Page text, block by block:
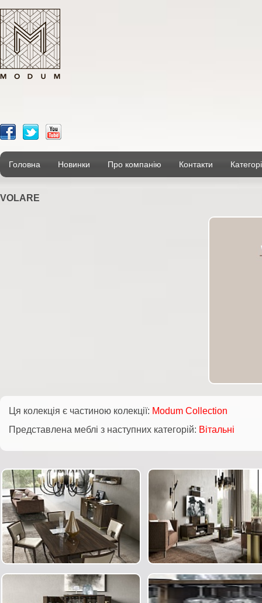
Головна Новинки Про компанію Контакти
VOLARE
Ця колекція є частиною колекції: Modum Collection
Представлена меблі з наступних категорій: Вітальні